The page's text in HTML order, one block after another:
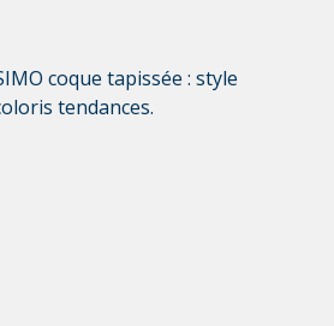
coque tapissée : style
tendances.